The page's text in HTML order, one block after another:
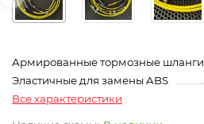
Армированные тормозные шланги
Эластичные для замены ABS
Все характеристики